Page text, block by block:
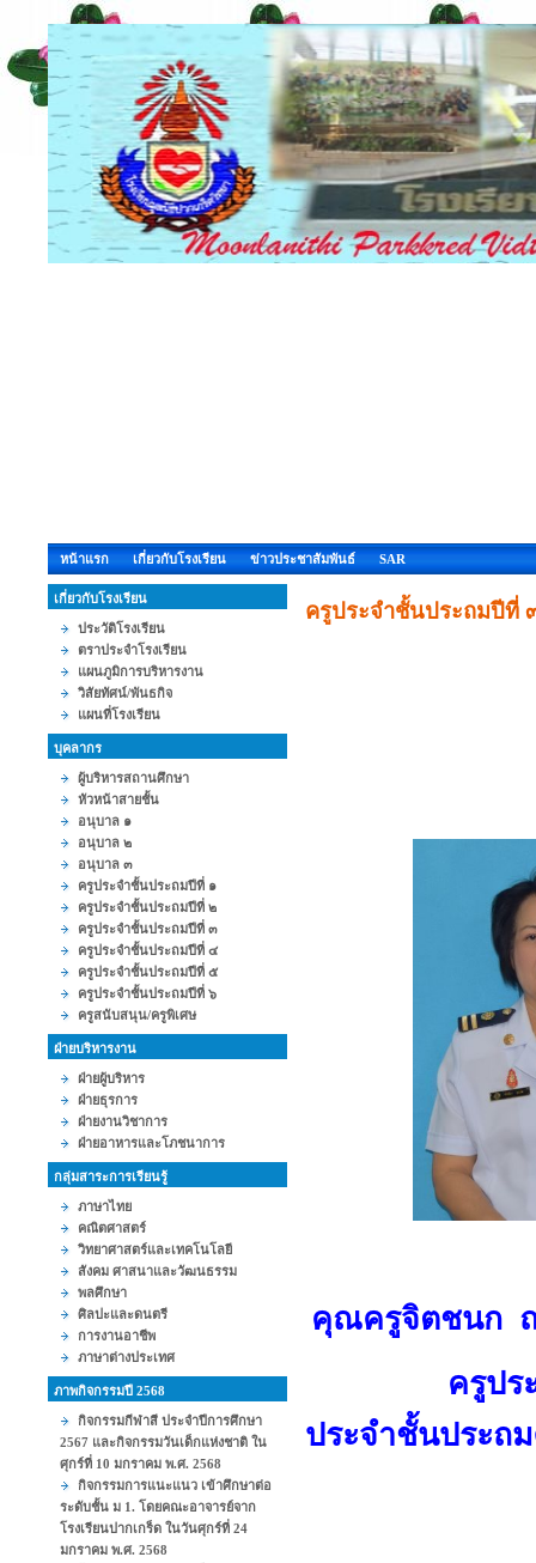
หน้าแรก เกี่ยวกับโรงเรียน ข่าวประชาสัมพันธ์ SAR
เกี่ยวกับโรงเรียน
ประวัติโรงเรียน
ตราประจำโรงเรียน
แผนภูมิการบริหารงาน
วิสัยทัศน์/พันธกิจ
แผนที่โรงเรียน
บุคลากร
ผู้บริหารสถานศึกษา
หัวหน้าสายชั้น
อนุบาล ๑
อนุบาล ๒
อนุบาล ๓
ครูประจำชั้นประถมปีที่ ๑
ครูประจำชั้นประถมปีที่ ๒
ครูประจำชั้นประถมปีที่ ๓
ครูประจำชั้นประถมปีที่ ๔
ครูประจำชั้นประถมปีที่ ๕
ครูประจำชั้นประถมปีที่ ๖
ครูสนับสนุน/ครูพิเศษ
ฝ่ายบริหารงาน
ฝ่ายผู้บริหาร
ฝ่ายธุรการ
ฝ่ายงานวิชาการ
ฝ่ายอาหารและโภชนาการ
กลุ่มสาระการเรียนรู้
ภาษาไทย
คณิตศาสตร์
วิทยาศาสตร์และเทคโนโลยี
สังคม ศาสนาและวัฒนธรรม
พลศึกษา
ศิลปะและดนตรี
การงานอาชีพ
ภาษาต่างประเทศ
ภาพกิจกรรมปี 2568
กิจกรรมกีฬาสี ประจำปีการศึกษา
2567 และกิจกรรมวันเด็กแห่งชาติ ใน
ศุกร์ที่ 10 มกราคม พ.ศ. 2568
กิจกรรมการแนะแนว เข้าศึกษาต่อ
ระดับชั้น ม 1. โดยคณะอาจารย์จาก
โรงเรียนปากเกร็ด ในวันศุกร์ที่ 24
มกราคม พ.ศ. 2568
ครูประจำชั้นประถมปีที่
คุณครูจิตชนก
ครูประจ
ประจำชั้นประถ